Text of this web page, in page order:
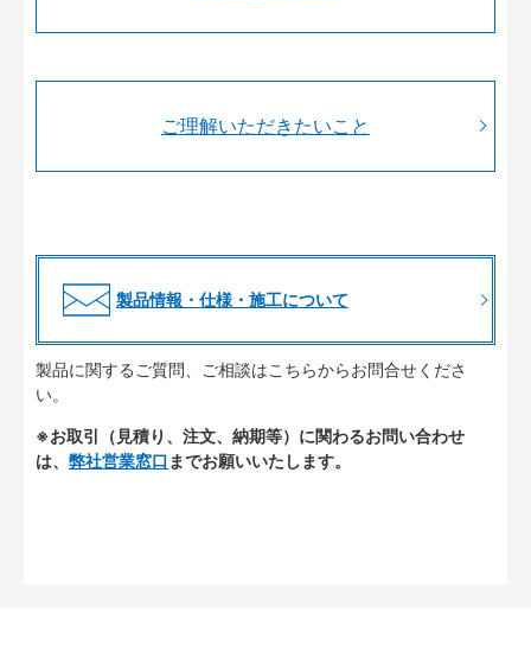
ご理解いただきたいこと
製品情報・仕様・施工について
製品に関するご質問、ご相談はこちらからお問合せくださ
い。
※お取引（見積り、注文、納期等）に関わるお問い合わせ
は、 弊社営業窓口 までお願いいたします。